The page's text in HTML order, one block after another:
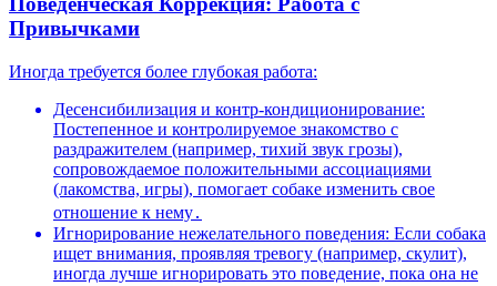
Привычками
Иногда требуется более глубокая работа:
Десенсибилизация и контр-кондиционирование:
Постепенное и контролируемое знакомство с
раздражителем (например, тихий звук грозы),
сопровождаемое положительными ассоциациями
(лакомства, игры), помогает собаке изменить свое
отношение к нему․
Игнорирование нежелательного поведения: Если собака
ищет внимания, проявляя тревогу (например, скулит),
иногда лучше игнорировать это поведение, пока она не